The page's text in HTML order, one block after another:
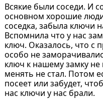
Всякие были соседи. И
основном хорошие
соседка, забыла ключи
Вспомнила что у нас
ключ. Оказалось, что с
особо не
ключ к нашему замку
менять не стал. Потом
посеет или забудет,
нас ключи у нас брали.